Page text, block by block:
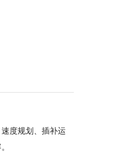
度规划、插补运